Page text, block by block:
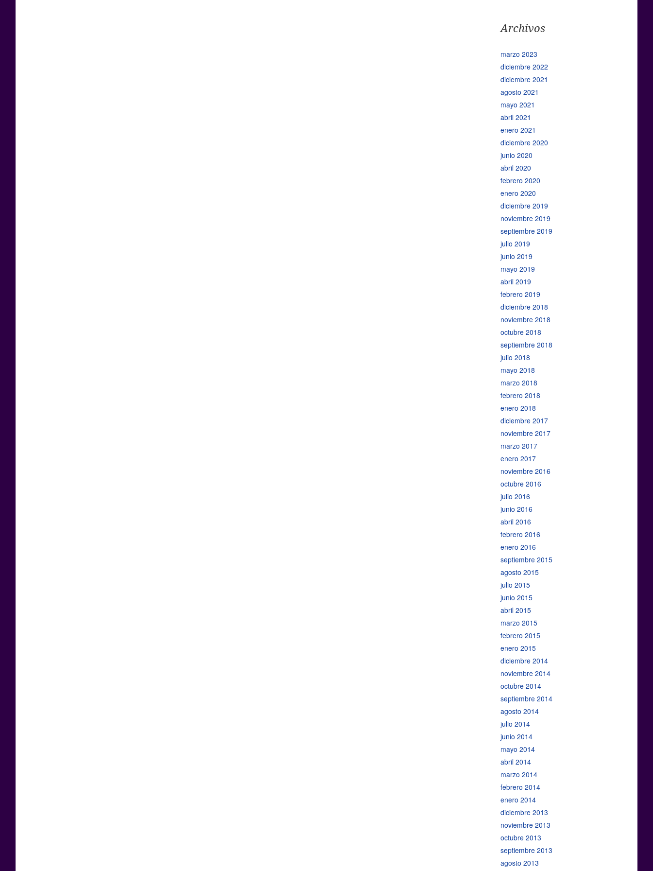
Archivos
marzo 2023
diciembre 2022
diciembre 2021
agosto 2021
mayo 2021
abril 2021
enero 2021
diciembre 2020
junio 2020
abril 2020
febrero 2020
enero 2020
diciembre 2019
noviembre 2019
septiembre 2019
julio 2019
junio 2019
mayo 2019
abril 2019
febrero 2019
diciembre 2018
noviembre 2018
octubre 2018
septiembre 2018
julio 2018
mayo 2018
marzo 2018
febrero 2018
enero 2018
diciembre 2017
noviembre 2017
marzo 2017
enero 2017
noviembre 2016
octubre 2016
julio 2016
junio 2016
abril 2016
febrero 2016
enero 2016
septiembre 2015
agosto 2015
julio 2015
junio 2015
abril 2015
marzo 2015
febrero 2015
enero 2015
diciembre 2014
noviembre 2014
octubre 2014
septiembre 2014
agosto 2014
julio 2014
junio 2014
mayo 2014
abril 2014
marzo 2014
febrero 2014
enero 2014
diciembre 2013
noviembre 2013
octubre 2013
septiembre 2013
agosto 2013